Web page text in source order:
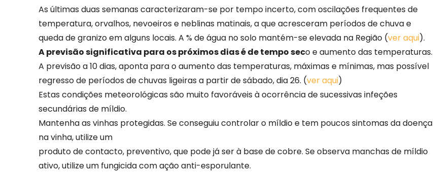
As últimas duas semanas caracterizaram-se por tempo incerto, com oscilações frequentes de
temperatura, orvalhos, nevoeiros e neblinas matinais, a que acresceram períodos de chuva e
queda de granizo em alguns locais. A % de água no solo mantém-se elevada na Região (ver aqui).
A previsão significativa para os próximos dias é de tempo seco e aumento das temperaturas.
A previsão a 10 dias, aponta para o aumento das temperaturas, máximas e mínimas, mas possível
regresso de períodos de chuvas ligeiras a partir de sábado, dia 26. (ver aqui)
Estas condições meteorológicas são muito favoráveis à ocorrência de sucessivas infeções
secundárias de míldio.
Mantenha as vinhas protegidas. Se conseguiu controlar o míldio e tem poucos sintomas da doença
na vinha, utilize um
produto de contacto, preventivo, que pode já ser à base de cobre. Se observa manchas de míldio
ativo, utilize um fungicida com ação anti-esporulante.